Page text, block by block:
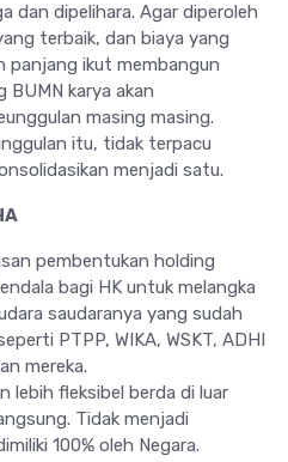
dan dipelihara. Agar diperoleh
terbaik, dan biaya yang
panjang ikut membangun
karya akan
masing masing.
itu, tidak terpacu
menjadi satu.
pembentukan holding
bagi HK untuk melangka
saudaranya yang sudah
PTPP, WIKA, WSKT, ADHI
mereka.
lebih fleksibel berda di luar
Tidak menjadi
100% oleh Negara.